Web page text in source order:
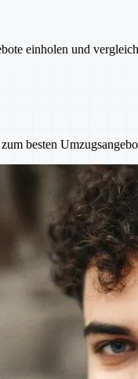
einholen und
besten